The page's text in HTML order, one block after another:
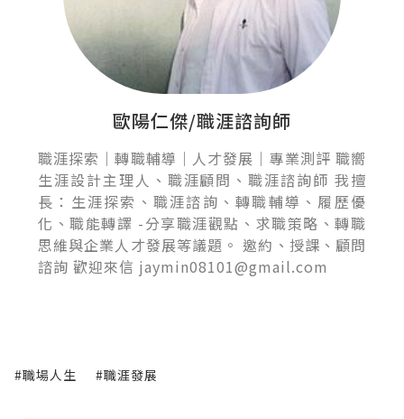
歐陽仁傑/職涯諮詢師
職涯探索｜轉職輔導｜人才發展｜專業測評 職嚮
生涯設計主理人、職涯顧問、職涯諮詢師 我擅
長：生涯探索、職涯諮詢、轉職輔導、履歷優
化、職能轉譯 -分享職涯觀點、求職策略、轉職
思維與企業人才發展等議題。 邀約、授課、顧問
諮詢 歡迎來信 jaymin08101@gmail.com
#職場人生 #職涯發展